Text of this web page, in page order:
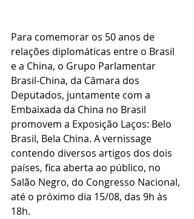
Para comemorar os 50 anos de
relações diplomáticas entre o Brasil
e a China, o Grupo Parlamentar
Brasil-China, da Câmara dos
Deputados, juntamente com a
Embaixada da China no Brasil
promovem a Exposição Laços: Belo
Brasil, Bela China. A vernissage
contendo diversos artigos dos dois
países, fica aberta ao público, no
Salão Negro, do Congresso Nacional,
até o próximo dia 15/08, das 9h às
18h.